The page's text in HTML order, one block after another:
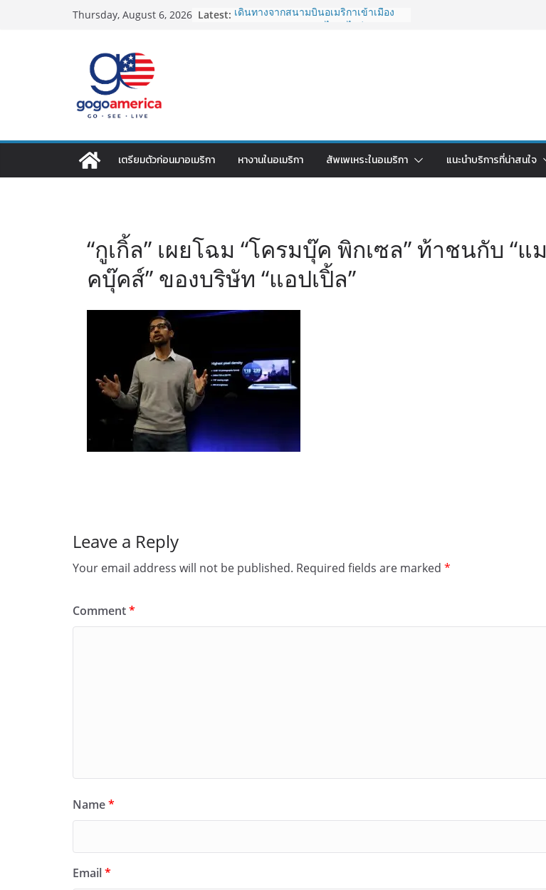
Thursday, August 6, 2026 Latest: เดินทางจากสนามบินอเมริกาเข้าเมือง
ประหยัดและคุ้มที่สุดในปี 2026?
VPN สำหรับใช้ในอเมริกา 2026: ตัว
เตรียมตัวก่อนมาอเมริกา หางานในอเมริกา สัพเพเหระในอเมริกา แนะนำบริการที่น่าสนใจ
“กูเกิ้ล” เผยโฉม “โครมบุ๊ค พิกเซล” ท้าชนกับ “แม
คบุ๊คส์” ของบริษัท “แอปเปิ้ล”
Leave a Reply
Your email address will not be published. Required fields are marked *
Comment*
Name*
Email*